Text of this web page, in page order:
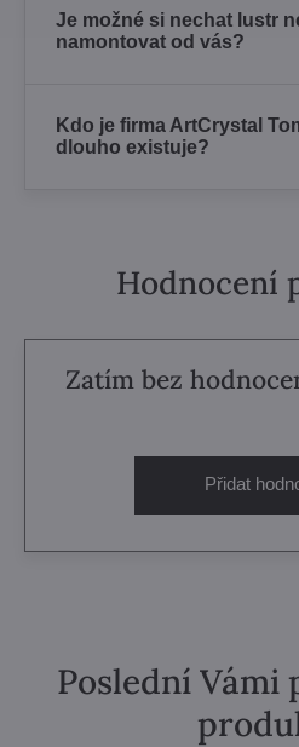
Je možné si nechat lustr
namontovat od vás?
Kdo je firma ArtCrystal
dlouho existuje?
Hodnocení
Zatím bez
Přidat
Poslední Vámi